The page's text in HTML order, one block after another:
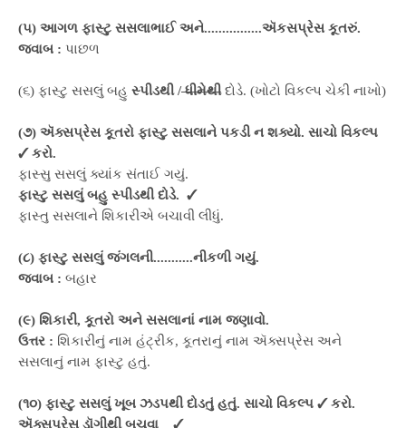
(૫) આગળ ફાસ્ટુ સસલાભાઈ અને................ઍકસપ્રેસ કૂતરું.
જવાબ : પાછળ
(૬) ફાસ્ટુ સસલું બહુ સ્પીડથી /ધીમેથી દોડે. (ખોટો વિકલ્પ ચેકી નાખો)
(૭) ઍક્સપ્રેસ કૂતરો ફાસ્ટુ સસલાને પકડી ન શક્યો. સાચો વિકલ્પ
✓ કરો.
ફાસ્સુ સસલું ક્યાંક સંતાઈ ગયું.
ફાસ્ટુ સસલું બહુ સ્પીડથી દોડે. ✓
ફાસ્તુ સસલાને શિકારીએ બચાવી લીધું.
(૮) ફાસ્ટુ સસલું જંગલની...........નીકળી ગયું.
જવાબ : બહાર
(૯) શિકારી, કૂતરો અને સસલાનાં નામ જણાવો.
ઉત્તર : શિકારીનું નામ હંટ્રીક, કૂતરાનું નામ ઍક્સપ્રેસ અને
સસલાનું નામ ફાસ્ટુ હતું.
(૧૦) ફાસ્ટુ સસલું ખૂબ ઝડપથી દોડતું હતું. સાચો વિકલ્પ ✓ કરો.
ઍક્સપ્રેસ ડૉગીથી બચવા ✓